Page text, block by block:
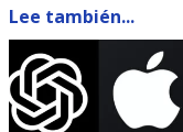
Lee también...